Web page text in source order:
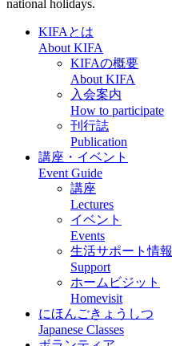
national holidays.
KIFAとは
About KIFA
KIFAの概要
About KIFA
入会案内
How to participate
刊行誌
Publication
講座・イベント
Event Guide
講座
Lectures
イベント
Events
生活サポート情報
Support
ホームビジット
Homevisit
にほんごきょうしつ
Japanese Classes